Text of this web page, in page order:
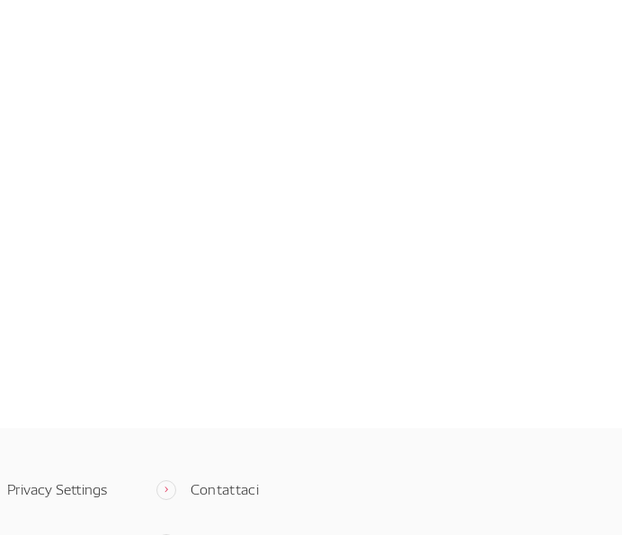
Privacy Settings Contattaci